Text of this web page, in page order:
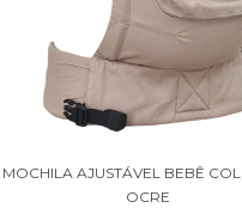
MOCHILA AJUSTÁVEL BEBÊ
OCRE